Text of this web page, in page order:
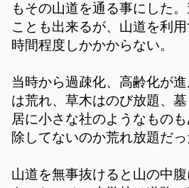
もその山道を通る事にした
ことも出来るが、山道を利
時間程度しかかからない。
当時から過疎化、高齢化が
は荒れ、草木はのび放題、
居に小さな社のようなもの
除してないのか荒れ放題だっ
山道を無事抜けると山の中